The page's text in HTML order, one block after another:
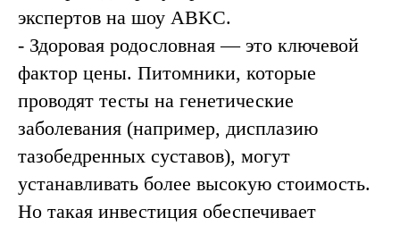
экспертов на шоу ABKC.
- Здоровая родословная — это ключевой
фактор цены. Питомники, которые
проводят тесты на генетические
заболевания (например, дисплазию
тазобедренных суставов), могут
устанавливать более высокую стоимость.
Но такая инвестиция обеспечивает